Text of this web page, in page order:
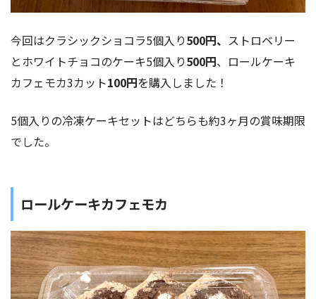
今回はクラシックショコラ5個入り500円、 ストロベリー
とホワイトチョコのケーキ5個入り500円、ロールケーキ
カフェモカ3カット100円を購入しました！
5個入りの冷凍ケーキセットはどちらも約3ヶ月の賞味期限
でした。
ロールケーキカフェモカ